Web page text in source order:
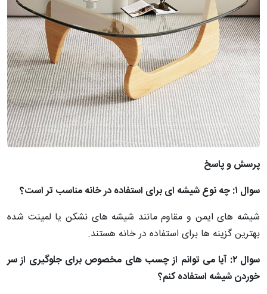
پرسش و پاسخ
سوال ۱: چه نوع شیشه ای برای استفاده در خانه مناسب تر است؟
شیشه های ایمن و مقاوم مانند شیشه های نشکن یا لمینت شده
بهترین گزینه ها برای استفاده در خانه هستند.
سوال ۲: آیا می توانم از چسب های مخصوص برای جلوگیری از سر
خوردن شیشه استفاده کنم؟